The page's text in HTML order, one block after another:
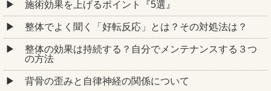
施術効果を上げるポイント『5選』
整体でよく聞く「好転反応」とは？その対処法は？
整体の効果は持続する？自分でメンテナンスする３つ
の方法
背骨の歪みと自律神経の関係について